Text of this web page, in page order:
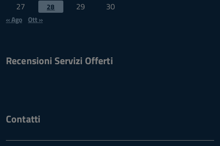
27
28 29 30
« Ago Ott »
Recensioni Servizi Offerti
Contatti